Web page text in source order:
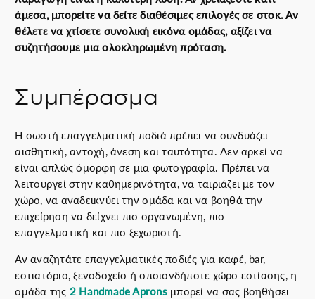
άμεσα, μπορείτε να δείτε διαθέσιμες επιλογές σε στοκ. Αν
θέλετε να χτίσετε συνολική εικόνα ομάδας, αξίζει να
συζητήσουμε μια ολοκληρωμένη πρόταση.
Συμπέρασμα
Η σωστή επαγγελματική ποδιά πρέπει να συνδυάζει
αισθητική, αντοχή, άνεση και ταυτότητα. Δεν αρκεί να
είναι απλώς όμορφη σε μια φωτογραφία. Πρέπει να
λειτουργεί στην καθημερινότητα, να ταιριάζει με τον
χώρο, να αναδεικνύει την ομάδα και να βοηθά την
επιχείρηση να δείχνει πιο οργανωμένη, πιο
επαγγελματική και πιο ξεχωριστή.
Αν αναζητάτε επαγγελματικές ποδιές για καφέ, bar,
εστιατόριο, ξενοδοχείο ή οποιονδήποτε χώρο εστίασης, η
ομάδα της 2 Handmade Apronsμπορεί να σας βοηθήσει